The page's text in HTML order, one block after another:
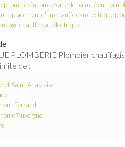
et création de salle de bain clé en main
d'un chauffe eau électrique
chauffe-eau électrique
PLOMBERIE Plombier
de :
et-Saint-Anastaise
Ferrand
d'Auvergne